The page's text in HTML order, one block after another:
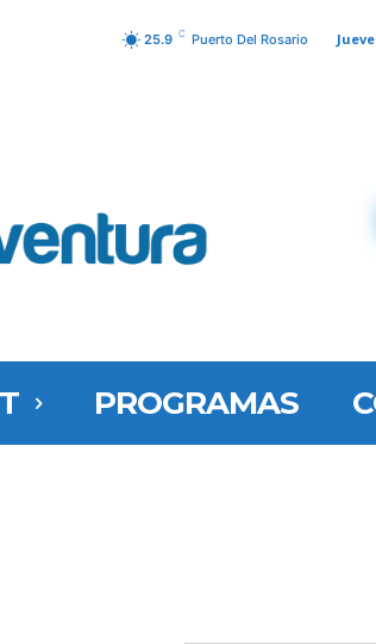
25.9 C Puerto Del Rosario
PROGRAMAS